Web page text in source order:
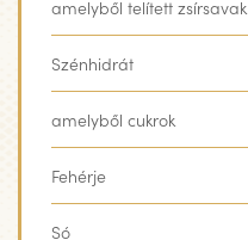
amelyből telített zsírsavak
Szénhidrát
amelyből cukrok
Fehérje
Só